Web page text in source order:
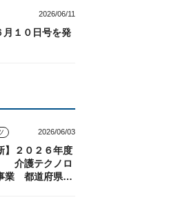
2026/06/11
月１０日号を発
2026/06/03
】２０２６年度
介護テクノロ
業 都道府県の